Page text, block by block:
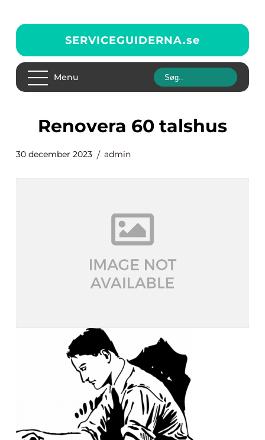
SERVICEGUIDERNA.se
Menu
renovera 60 talshus
30 december 2023 admin